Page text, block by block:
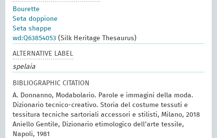
Bourette
Seta doppione
Seta shappe
wd:Q63854053 (Silk Heritage Thesaurus)
ALTERNATIVE LABEL
spelaia
BIBLIOGRAPHIC CITATION
A. Donnanno, Modabolario. Parole e immagini della moda.
Dizionario tecnico-creativo. Storia del costume tessuti e
tessitura tecniche sartoriali accessori e stilisti, Milano, 2018
Aniello Gentile, Dizionario etimologico dell'arte tessile,
Napoli, 1981